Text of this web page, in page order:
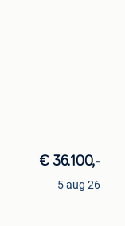
€ 36.100,-
5 aug 26